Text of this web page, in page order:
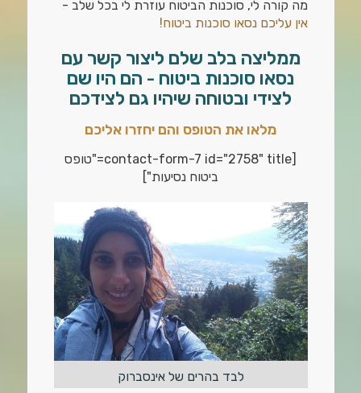
מה קורה לי, סוכנות הביטוח עוזרת לי בכל שלב -
אין עליכם נסאו סוכנות ביטוח!
ממליצה בלב שלם ליצור קשר עם
נסאו סוכנות ביטוח - הם היו שם
לצידי ובטוחה שיהיו גם לצידכם
מלאו את הטופס והם יחזרו אליכם
[contact-form-7 id="2758" title="טופס
ביטוח נסיעות"]
לבד בהרים של אינסברוק